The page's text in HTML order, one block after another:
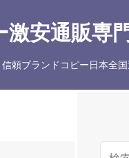
安通販専
頼ブランドコピー日本全
検